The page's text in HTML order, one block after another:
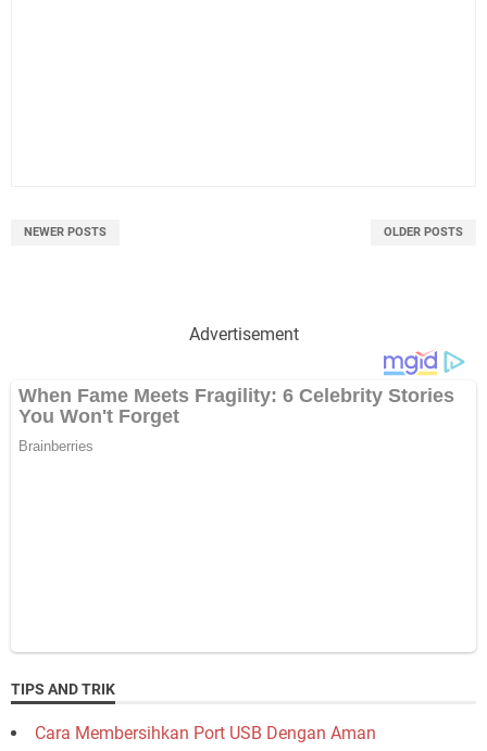
NEWER POSTS OLDER POSTS
Advertisement
TIPS AND TRIK
Cara Membersihkan Port USB Dengan Aman